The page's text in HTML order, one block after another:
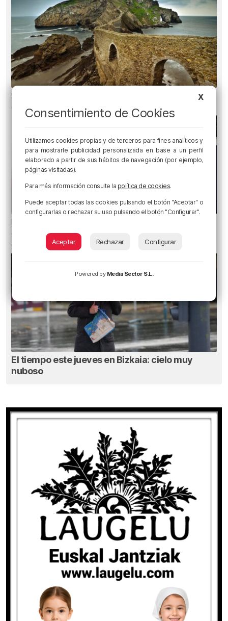
San Juan de Gaztelugatxe cerrará el día del
eclipse
El Athletic incorpora a Andrew Hughes, el
especialista a balón parado de la selección
escocesa
El tiempo este jueves en Bizkaia: cielo muy
nuboso
X
Consentimiento de Cookies
Utilizamos cookies propias y de terceros para fines analíticos y
para mostrarle publicidad personalizada en base a un perfil
elaborado a partir de sus hábitos de navegación (por ejemplo,
páginas visitadas).
Para más información consulte la política de cookies.
Puede aceptar todas las cookies pulsando el botón "Aceptar" o
configurarlas o rechazar su uso pulsando el botón "Configurar".
Aceptar Rechazar Configurar
Powered by Media Sector S.L.